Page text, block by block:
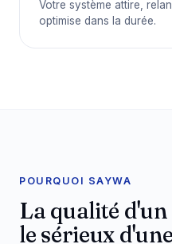
Votre système attire,
optimise dans la durée.
POURQUOI SAYWA
La qualité
le sérieux